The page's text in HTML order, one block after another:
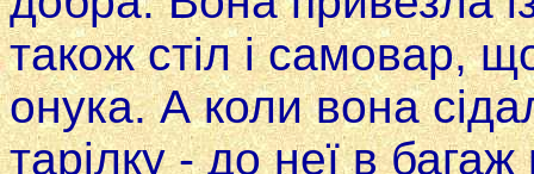
також стіл i самовар,
онука. А коли вона
тарілку - до неї в